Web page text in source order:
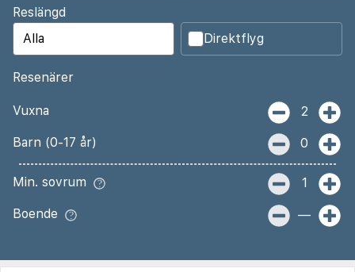
Reslängd
Direktflyg
Resenärer
Vuxna 2
Barn (0-17 år) 0
Min. sovrum 1
Boende —